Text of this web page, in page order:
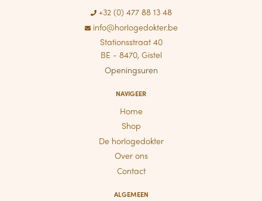
+32 (0) 477 88 13 48
info@horlogedokter.be
Stationsstraat 40
BE - 8470, Gistel
Openingsuren
NAVIGEER
Home
Shop
De horlogedokter
Over ons
Contact
ALGEMEEN